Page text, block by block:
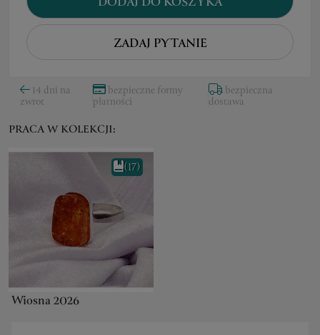
ZADAJ PYTANIE
14 dni na
zwrot
bezpieczne formy
płatności
bezpieczna
dostawa
PRACA W KOLEKCJI:
Wiosna 2026
(17)